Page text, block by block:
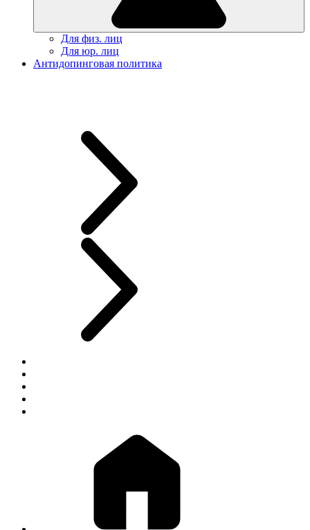
Для физ. лиц
Для юр. лиц
Антидопинговая политика